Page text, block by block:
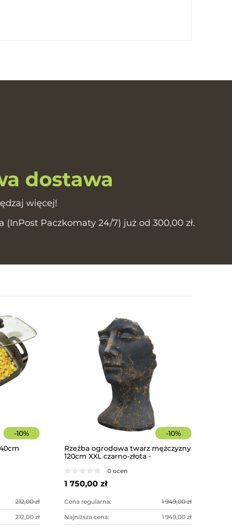
dostawa
więcej!
(InPost Paczkomaty 24/7) już od 300,00 zł.
-10%
212,00 zł
212,00 zł
-10%
Rzeźba ogrodowa twarz mężczyzny
120cm XXL czarno-złota -
0 ocen
1 750,00 zł
Cena regularna: 1 949,00 zł
Najniższa cena: 1 949,00 zł